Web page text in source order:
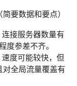
要数据和要点）
接服务器数量有
度参差不齐。
度可能较快，但
全局流量覆盖有